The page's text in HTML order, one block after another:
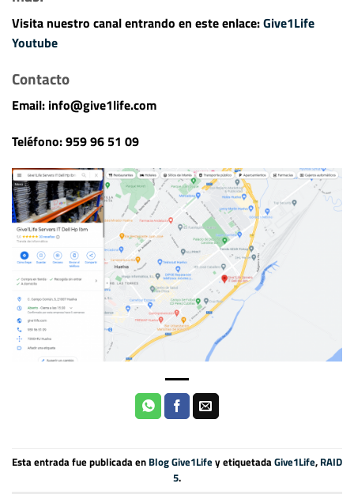
Visita nuestro canal entrando en este enlace:Give1Life
Youtube
Contacto
Email: info@give1life.com
Teléfono: 959 96 51 09
Esta entrada fue publicada en Blog Give1Lifey etiquetadaGive1Life, RAID
5.